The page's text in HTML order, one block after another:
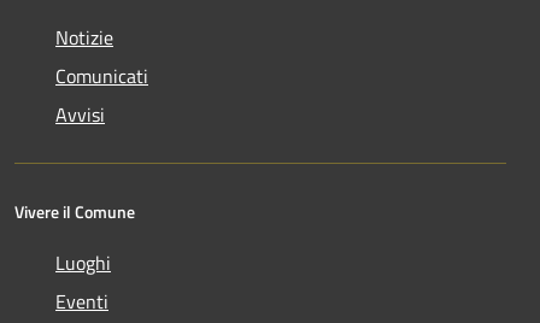
Notizie
Comunicati
Avvisi
Vivere il Comune
Luoghi
Eventi